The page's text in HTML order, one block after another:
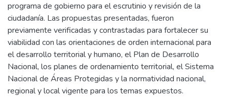
programa de gobierno para el escrutinio y revisión de la
ciudadanía. Las propuestas presentadas, fueron
previamente verificadas y contrastadas para fortalecer su
viabilidad con las orientaciones de orden internacional para
el desarrollo territorial y humano, el Plan de Desarrollo
Nacional, los planes de ordenamiento territorial, el Sistema
Nacional de Áreas Protegidas y la normatividad nacional,
regional y local vigente para los temas expuestos.